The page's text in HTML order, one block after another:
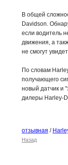
В общей
Davidson.
если водитель
движения, а
не смогут
По словам
получающего
новый датчик и
дилеры Harley-
отзывная /
Назад